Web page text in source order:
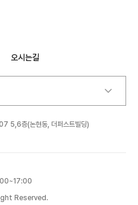
오시는길
5,6층(논현동, 더퍼스트빌딩)
Reserved.